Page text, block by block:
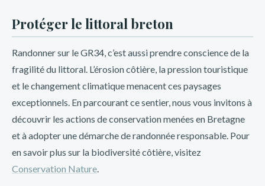
Protéger le littoral breton
Randonner sur le GR34, c’est aussi prendre conscience de la
fragilité du littoral. L’érosion côtière, la pression touristique
et le changement climatique menacent ces paysages
exceptionnels. En parcourant ce sentier, nous vous invitons à
découvrir les actions de conservation menées en Bretagne
et à adopter une démarche de randonnée responsable. Pour
en savoir plus sur la biodiversité côtière, visitez
Conservation Nature.